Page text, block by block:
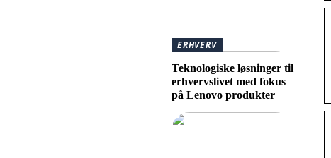
ERHVERV
Teknologiske løsninger til
erhvervslivet med fokus
på Lenovo produkter